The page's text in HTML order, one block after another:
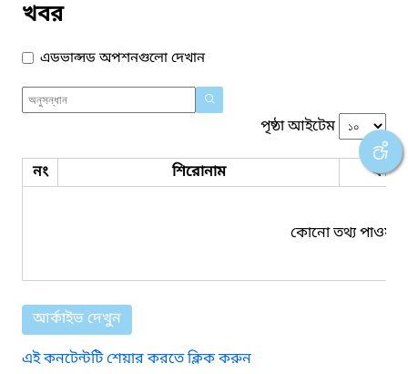
খবর
এডভান্সড অপশনগুলো দেখান
পৃষ্ঠা আইটেম
নং শিরোনাম ফাইল
কোনো তথ্য পাওয়া
আর্কাইভ দেখুন
এই কনটেন্টটি শেয়ার করতে ক্লিক করুন